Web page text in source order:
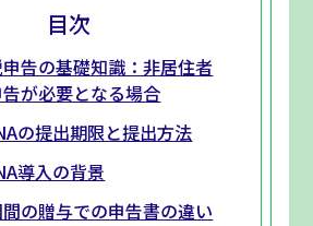
目次
告の基礎知識：非居住者
が必要となる場合
の提出期限と提出方法
導入の背景
の贈与での申告書の違い